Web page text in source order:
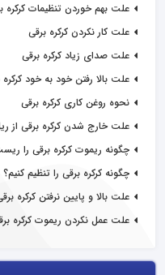
علت بهم خوردن تنظیمات کرکره
علت کار نکردن کرکره برقی
علت صدای زیاد کرکره برقی
علت بالا رفتن خود به خود کرکره
نحوه روغن کاری کرکره برقی
علت خارج شدن کرکره برقی از
چگونه ریموت کرکره برقی را
چگونه کرکره برقی را تنظیم کنیم؟
علت بالا و پایین نرفتن کرکره
علت عمل نکردن ریموت کرکره